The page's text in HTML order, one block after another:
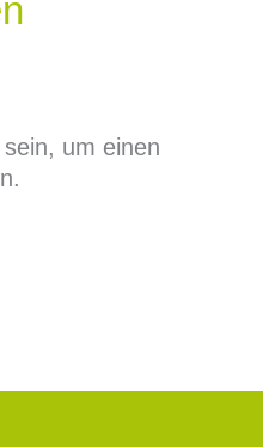
um einen